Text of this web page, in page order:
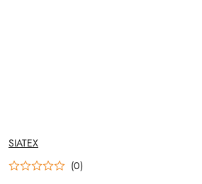
NAZWA
PRODUCENTA:
SIATEX
(0)